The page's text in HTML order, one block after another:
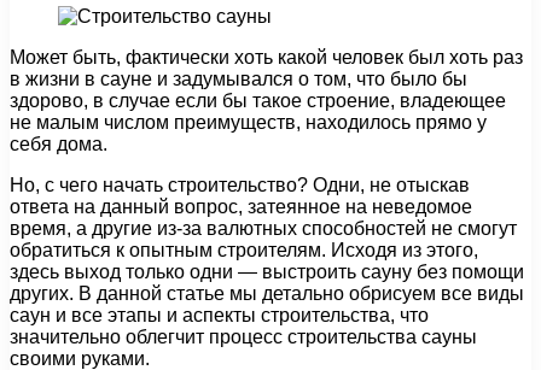
Может быть, фактически хоть какой человек был хоть раз
в жизни в сауне и задумывался о том, что было бы
здорово, в случае если бы такое строение, владеющее
не малым числом преимуществ, находилось прямо у
себя дома.
Но, с чего начать строительство? Одни, не отыскав
ответа на данный вопрос, затеянное на неведомое
время, а другие из-за валютных способностей не смогут
обратиться к опытным строителям. Исходя из этого,
здесь выход только одни — выстроить сауну без помощи
других. В данной статье мы детально обрисуем все виды
саун и все этапы и аспекты строительства, что
значительно облегчит процесс строительства сауны
своими руками.